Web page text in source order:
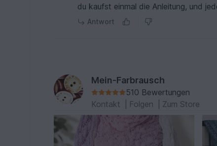
du kaufst einmal die Anleitung, und
Antwort
Mein-Farbrausch
510 Bewertungen
Kontakt
Folgen Zum Store